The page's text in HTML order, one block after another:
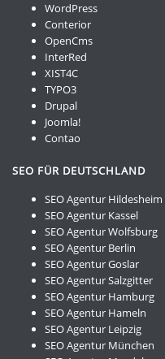
WordPress
Conterior
OpenCms
InterRed
XIST4C
TYPO3
Drupal
Joomla!
Contao
SEO FÜR DEUTSCHLAND
SEO Agentur Hildesheim
SEO Agentur Kassel
SEO Agentur Wolfsburg
SEO Agentur Berlin
SEO Agentur Goslar
SEO Agentur Salzgitter
SEO Agentur Hamburg
SEO Agentur Hameln
SEO Agentur Leipzig
SEO Agentur München